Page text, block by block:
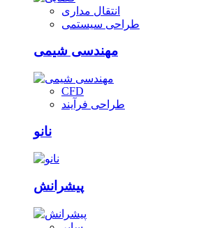
انتقال مداری
طراحی سیستمی
مهندسی شیمی
CFD
طراحی فرآیند
نانو
پیشرانش